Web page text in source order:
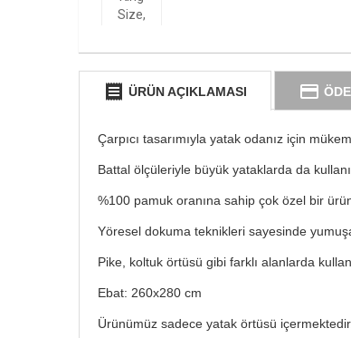
receipt ÜRÜN AÇIKLAMASI credit_card
Çarpıcı tasarımıyla yatak odanız için
Battal ölçüleriyle büyük yataklarda da
%100 pamuk oranına sahip çok özel bir
Yöresel dokuma teknikleri sayesinde
Pike, koltuk örtüsü gibi farklı alanlarda
Ebat: 260x280 cm
Ürünümüz sadece yatak örtüsü içermektedir.